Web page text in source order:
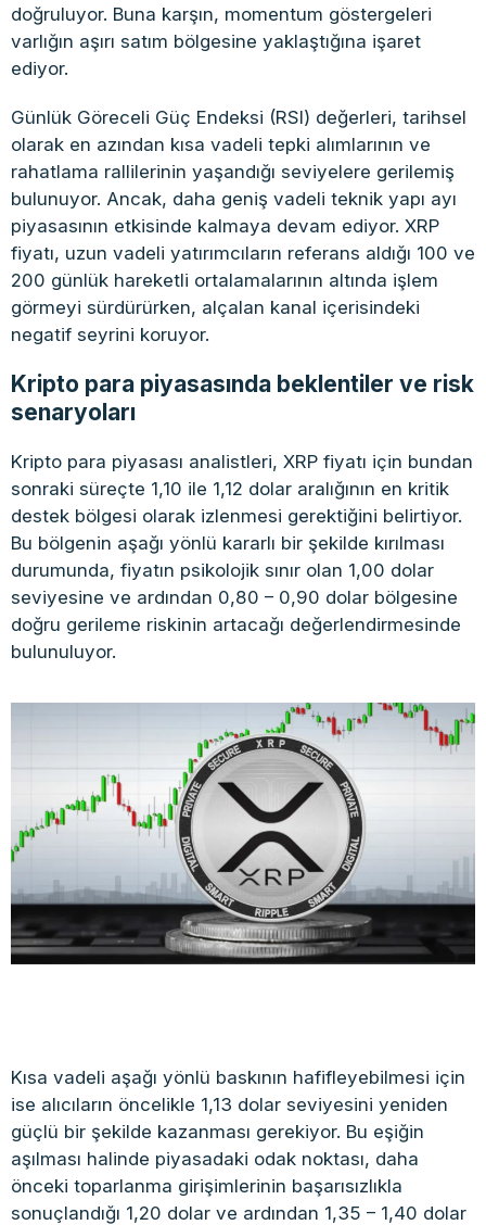
doğruluyor. Buna karşın, momentum göstergeleri
varlığın aşırı satım bölgesine yaklaştığına işaret
ediyor.
Günlük Göreceli Güç Endeksi (RSI) değerleri, tarihsel
olarak en azından kısa vadeli tepki alımlarının ve
rahatlama rallilerinin yaşandığı seviyelere gerilemiş
bulunuyor. Ancak, daha geniş vadeli teknik yapı ayı
piyasasının etkisinde kalmaya devam ediyor. XRP
fiyatı, uzun vadeli yatırımcıların referans aldığı 100 ve
200 günlük hareketli ortalamalarının altında işlem
görmeyi sürdürürken, alçalan kanal içerisindeki
negatif seyrini koruyor.
Kripto para piyasasında beklentiler ve risk
senaryoları
Kripto para piyasası analistleri, XRP fiyatı için bundan
sonraki süreçte 1,10 ile 1,12 dolar aralığının en kritik
destek bölgesi olarak izlenmesi gerektiğini belirtiyor.
Bu bölgenin aşağı yönlü kararlı bir şekilde kırılması
durumunda, fiyatın psikolojik sınır olan 1,00 dolar
seviyesine ve ardından 0,80 – 0,90 dolar bölgesine
doğru gerileme riskinin artacağı değerlendirmesinde
bulunuluyor.
Kısa vadeli aşağı yönlü baskının hafifleyebilmesi için
ise alıcıların öncelikle 1,13 dolar seviyesini yeniden
güçlü bir şekilde kazanması gerekiyor. Bu eşiğin
aşılması halinde piyasadaki odak noktası, daha
önceki toparlanma girişimlerinin başarısızlıkla
sonuçlandığı 1,20 dolar ve ardından 1,35 – 1,40 dolar